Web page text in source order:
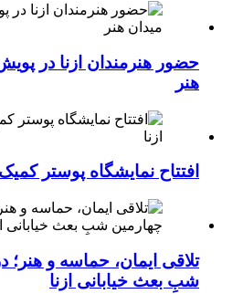
حضور هنرمندان ازنا در
هنر
افتتاح نمایشگاه پوستر
تلاقی ایمان، حماسه و هنر؛
شبِ بعث خیابانی ازنا